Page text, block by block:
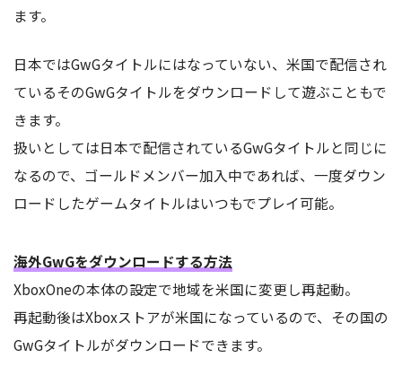
ます。
日本ではGwGタイトルにはなっていない、米国で配信され
ているそのGwGタイトルをダウンロードして遊ぶこともで
きます。
扱いとしては日本で配信されているGwGタイトルと同じに
なるので、ゴールドメンバー加入中であれば、一度ダウン
ロードしたゲームタイトルはいつもでプレイ可能。
海外GwGをダウンロードする方法
XboxOneの本体の設定で地域を米国に変更し再起動。
再起動後はXboxストアが米国になっているので、その国の
GwGタイトルがダウンロードできます。